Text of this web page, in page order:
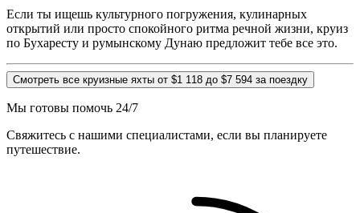
Если ты ищешь культурного погружения, кулинарных
открытий или просто спокойного ритма речной жизни, круиз
по Бухаресту и румынскому Дунаю предложит тебе все это.
Смотреть все круизные яхты от $1 118 до $7 594 за поездку
Мы готовы помочь 24/7
Свяжитесь с нашими специалистами, если вы планируете
путешествие.